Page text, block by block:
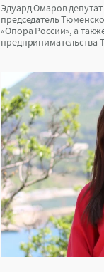
Эдуард Омаров
председатель
«Опора России», а
предпринимательства